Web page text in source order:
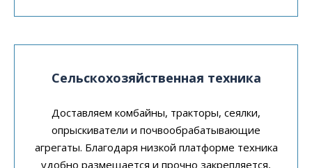
Сельскохозяйственная техника
Доставляем комбайны, тракторы, сеялки,
опрыскиватели и почвообрабатывающие
агрегаты. Благодаря низкой платформе техника
удобно размещается и прочно закрепляется,